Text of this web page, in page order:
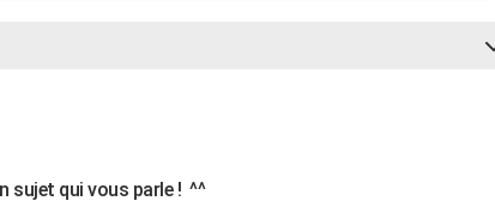
sujet qui vous parle ! ^^